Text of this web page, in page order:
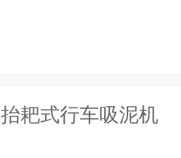
抬耙式行车吸泥机